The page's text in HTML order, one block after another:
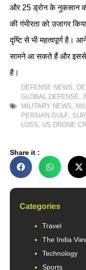
और 25 ड्रोन के नुकसान की
की गंभीरता को उजागर
दृष्टि से भी महत्वपूर्ण
सामने आ सकते हैं और इससे
है।
DEFENSE NEWS,
GLOBAL DEFENSE,
MILITARY NEWS,
PERSIAN GULF,
LOSS, US DRONE
Share it :
Categories
Travel
The India
Technology
Sports